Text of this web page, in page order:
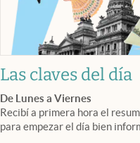
Las claves del día
De Lunes a Viernes
Recibí a primera hora el
para empezar el día bien